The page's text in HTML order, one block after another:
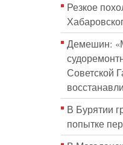
Резкое
Демешин:
Советской
В Бурятии
попытке